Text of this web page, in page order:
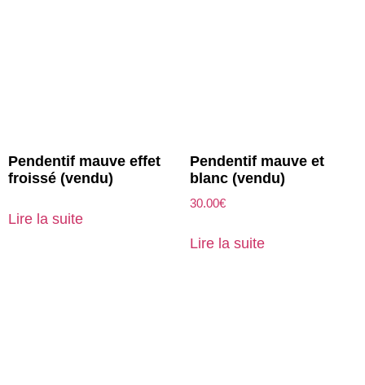
Pendentif mauve effet
froissé (vendu)
Lire la suite
Pendentif mauve et
blanc (vendu)
30.00€
Lire la suite